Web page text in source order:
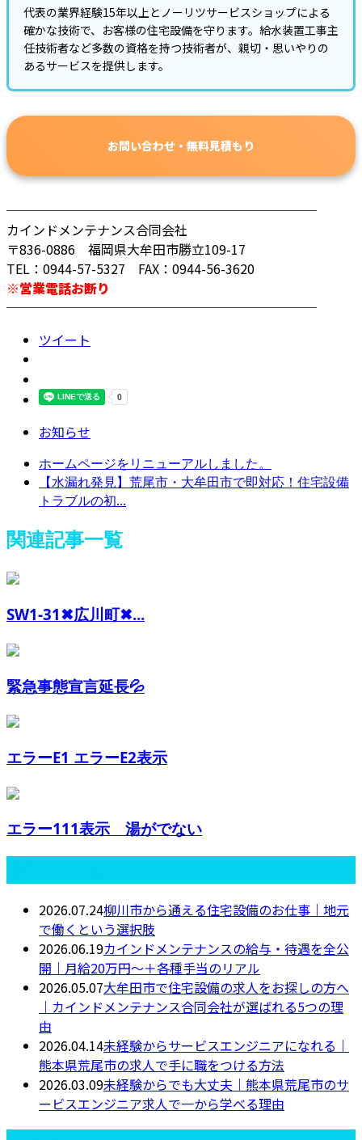
代表の業界経験15年以上とノーリツサービスショップによる
確かな技術で、お客様の住宅設備を守ります。給水装置工事主
任技術者など多数の資格を持つ技術者が、親切・思いやりの
あるサービスを提供します。
お問い合わせ・無料見積もり
────────────────────────
カインドメンテナンス合同会社
〒836-0886 福岡県大牟田市勝立109-17
TEL：0944-57-5327 FAX：0944-56-3620
※営業電話お断り
────────────────────────
ツイート
お知らせ
ホームページをリニューアルしました。
【水漏れ発見】荒尾市・大牟田市で即対応！住宅設備
トラブルの初...
関連記事一覧
SW1-31✖︎広川町✖...
緊急事態宣言延長💦
エラーE1 エラーE2表示
エラー111表示 湯がでない
2026.07.24柳川市から通える住宅設備のお仕事｜地元
で働くという選択肢
2026.06.19カインドメンテナンスの給与・待遇を全公
開｜月給20万円〜＋各種手当のリアル
2026.05.07大牟田市で住宅設備の求人をお探しの方へ
｜カインドメンテナンス合同会社が選ばれる5つの理
由
2026.04.14未経験からサービスエンジニアになれる｜
熊本県荒尾市の求人で手に職をつける方法
2026.03.09未経験からでも大丈夫｜熊本県荒尾市のサ
ービスエンジニア求人で一から学べる理由